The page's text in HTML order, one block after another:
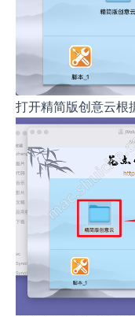
打开精简版创意云根